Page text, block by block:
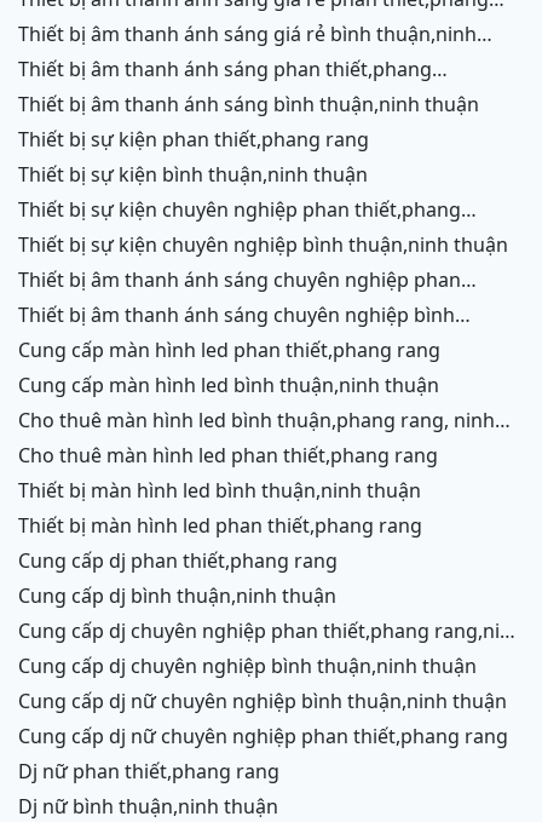
rang,ninh chữ,vĩnh hy, ninh thuận
thiết bị âm thanh ánh sáng giá rẻ bình thuận,ninh
thuận
thiết bị âm thanh ánh sáng phan thiết,phang
rang,ninh chữ,vĩnh hy,cam ranh
thiết bị âm thanh ánh sáng bình thuận,ninh thuận
thiết bị sự kiện phan thiết,phang rang
thiết bị sự kiện bình thuận,ninh thuận
thiết bị sự kiện chuyên nghiệp phan thiết,phang
rang,ninh chữ,vĩnh hy,cam ranh
thiết bị sự kiện chuyên nghiệp bình thuận,ninh thuận
thiết bị âm thanh ánh sáng chuyên nghiệp phan
thiết,phang rang,ninh chữ,vĩnh hy,cam ranh,ninh
thiết bị âm thanh ánh sáng chuyên nghiệp bình
thuận,ninh thuận
cung cấp màn hình led phan thiết,phang rang
cung cấp màn hình led bình thuận,ninh thuận
cho thuê màn hình led bình thuận,phang rang, ninh
thuận
cho thuê màn hình led phan thiết,phang rang
thiết bị màn hình led bình thuận,ninh thuận
thiết bị màn hình led phan thiết,phang rang
cung cấp dj phan thiết,phang rang
cung cấp dj bình thuận,ninh thuận
cung cấp dj chuyên nghiệp phan thiết,phang rang,ninh
chữ,vĩnh hy
cung cấp dj chuyên nghiệp bình thuận,ninh thuận
cung cấp dj nữ chuyên nghiệp bình thuận,ninh thuận
cung cấp dj nữ chuyên nghiệp phan thiết,phang rang
dj nữ phan thiết,phang rang
dj nữ bình thuận,ninh thuận